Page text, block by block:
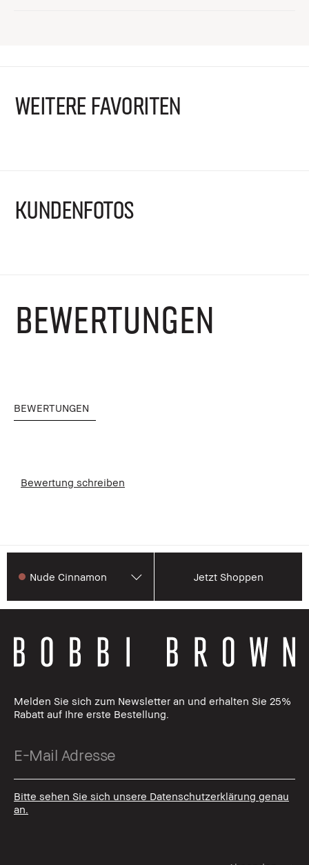
WEITERE FAVORITEN
KUNDENFOTOS
BEWERTUNGEN
BEWERTUNGEN
Bewertung schreiben
Nude Cinnamon Jetzt Shoppen
Melden Sie sich zum Newsletter an und erhalten Sie 25%
Rabatt auf Ihre erste Bestellung.
Bitte sehen Sie sich unsere Datenschutzerklärung genau
an.